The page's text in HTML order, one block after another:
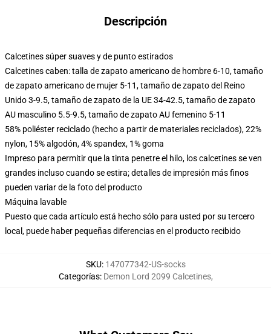
Descripción
Calcetines súper suaves y de punto estirados
Calcetines caben: talla de zapato americano de hombre 6-10, tamaño
de zapato americano de mujer 5-11, tamaño de zapato del Reino
Unido 3-9.5, tamaño de zapato de la UE 34-42.5, tamaño de zapato
AU masculino 5.5-9.5, tamaño de zapato AU femenino 5-11
58% poliéster reciclado (hecho a partir de materiales reciclados), 22%
nylon, 15% algodón, 4% spandex, 1% goma
Impreso para permitir que la tinta penetre el hilo, los calcetines se ven
grandes incluso cuando se estira; detalles de impresión más finos
pueden variar de la foto del producto
Máquina lavable
Puesto que cada artículo está hecho sólo para usted por su tercero
local, puede haber pequeñas diferencias en el producto recibido
SKU: 147077342-US-socks
Categorías: Demon Lord 2099 Calcetines,